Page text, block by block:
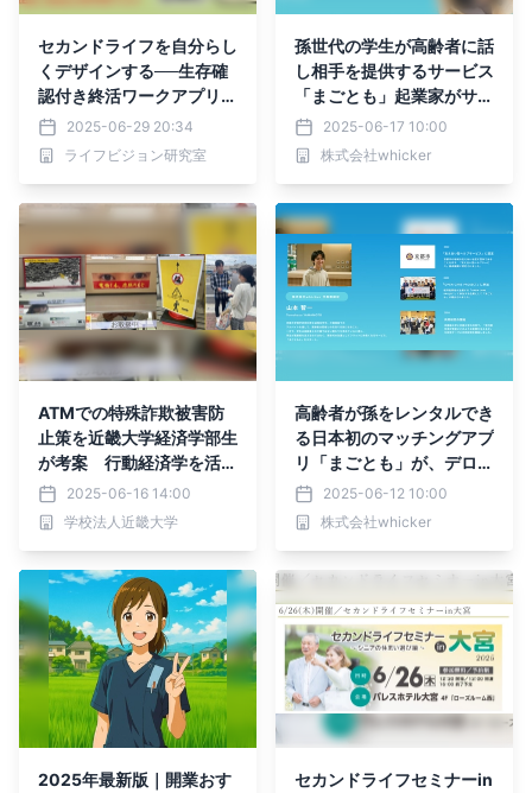
セカンドライフを自分らし
くデザインする──生存確
認付き終活ワークアプリe
nn誕生！2025-06-29 20:34
ライフビジョン研究室
孫世代の学生が高齢者に話
し相手を提供するサービス
「まごとも」起業家がサッ
ポロビール社、社外講演会
に登壇。世代間交流により
学生に新たな仕事を創出！
2025-06-17 10:00
株式会社whicker
ATMでの特殊詐欺被害防
止策を近畿大学経済学部生
が考案 行動経済学を活用
した携帯電話使用抑止の検
証結果を報告
2025-06-16 14:00
学校法人近畿大学
高齢者が孫をレンタルでき
る日本初のマッチングアプ
リ「まごとも」が、デロイ
トトーマツベンチャーサポ
ート主催Meetup Session
に登壇。事業内容と今後の
2025-06-12 10:00
株式会社whicker
2025年最新版｜開業おす
セカンドライフセミナーin